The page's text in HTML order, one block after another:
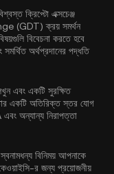
ক্রিপ্টো এক্সচেঞ্জ
(GDT) ক্রয় সমর্থন
বিবেচনা করতে হবে
অর্থপ্রদানের পদ্ধতি
এবং একটি সুরক্ষিত
একটি অতিরিক্ত স্তর যোগ
এবং অন্যান্য নিরাপত্তা
বিনিময় আপনাকে
র জন্য প্রয়োজনীয়